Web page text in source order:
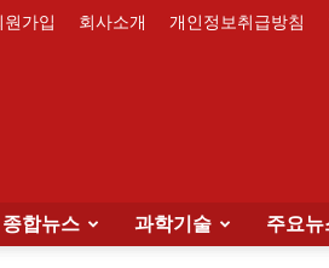
원가입 회사소개 개인정보취급방침
종합뉴스 과학기술 주요뉴